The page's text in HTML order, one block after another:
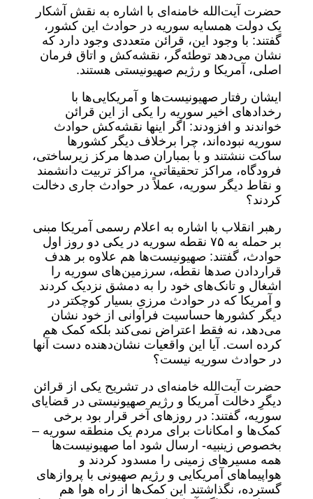
حضرت آیت‌الله خامنه‌ای با اشاره به نقش آشکار
یک دولت همسایه سوریه در حوادث این کشور،
گفتند: با وجود این، قرائن متعددی وجود دارد که
نشان می‌دهد توطئه‌گر، نقشه‌کش و اتاق فرمان
اصلی، آمریکا و رژیم صهیونیستی هستند.
ایشان رفتار صهیونیست‌ها و آمریکایی‌ها با
رخدادهای اخیر سوریه را یکی از این قرائن
خواندند و افزودند: اگر اینها نقشه‌کش حوادث
سوریه نبوده‌اند، چرا برخلاف دیگر کشورها
ساکت ننشتند و با بمباران صدها مرکز زیرساختی،
فرودگاه، مراکز تحقیقاتی، مراکز تربیت دانشمند
و نقاط دیگر سوریه، عملاً در حوادث جاری دخالت
کردند؟
رهبر انقلاب با اشاره به اعلام رسمی آمریکا مبنی
بر حمله به ۷۵ نقطه سوریه در یکی دو روز اول
حوادث، گفتند: صهیونیست‌ها هم علاوه بر هدف
قراردادن صدها نقطه، سرزمین‌های سوریه را
اشغال و تانک‌های خود را به دمشق نزدیک کردند
و آمریکا که در حوادث مرزیِ بسیار کوچکتر در
دیگر کشورها حساسیت فراوانی از خود نشان
می‌دهد، نه فقط اعتراض نمی‌کند بلکه کمک هم
کرده است. آیا این واقعیات نشان‌دهنده دست آنها
در حوادث سوریه نیست؟
حضرت آیت‌الله خامنه‌ای در تشریح یکی از قرائن
دیگرِ دخالت آمریکا و رژیم صهیونیستی در قضایای
سوریه، گفتند: در روزهای آخر قرار بود برخی
کمک‌ها و امکانات برای مردم یک منطقه سوریه –
بخصوص زینبیه- ارسال شود اما صهیونیست‌ها
همه مسیرهای زمینی را مسدود کردند و
هواپیماهای آمریکایی و رژیم صهیونی با پروازهای
گسترده، نگذاشتند این کمک‌ها از راه هوا هم